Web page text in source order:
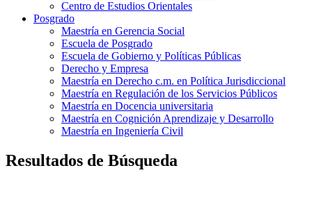
Centro de Estudios Orientales
Posgrado
Maestría en Gerencia Social
Escuela de Posgrado
Escuela de Gobierno y Políticas Públicas
Derecho y Empresa
Maestría en Derecho c.m. en Política Jurisdiccional
Maestría en Regulación de los Servicios Públicos
Maestría en Docencia universitaria
Maestría en Cognición Aprendizaje y Desarrollo
Maestría en Ingeniería Civil
Resultados de Búsqueda